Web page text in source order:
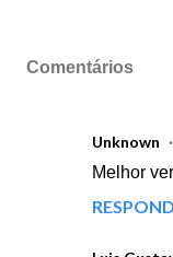
Comentários
Unknown
Melhor